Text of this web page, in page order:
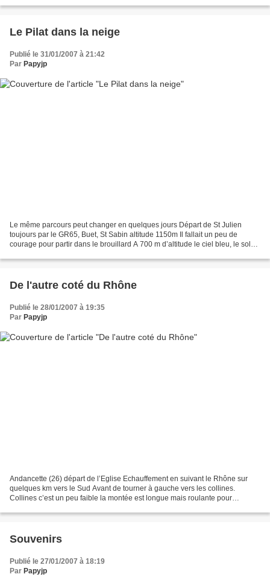
Le Pilat dans la neige
Publié le 31/01/2007 à 21:42
Par Papyjp
Le même parcours peut changer en quelques jours Départ de St Julien
toujours par le GR65, Buet, St Sabin altitude 1150m Il fallait un peu de
courage pour partir dans le brouillard A 700 m d’altitude le ciel bleu, le soleil,
De l'autre coté du Rhône
Publié le 28/01/2007 à 19:35
Par Papyjp
Andancette (26) départ de l’Eglise Echauffement en suivant le Rhône sur
quelques km vers le Sud Avant de tourner à gauche vers les collines.
Collines c’est un peu faible la montée est longue mais roulante pour
Souvenirs
Publié le 27/01/2007 à 18:19
Par Papyjp